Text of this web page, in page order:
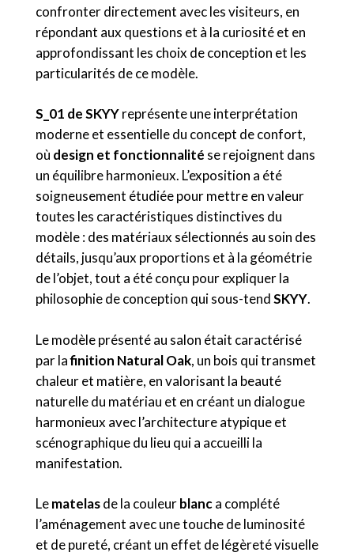
confronter directement avec les visiteurs, en
répondant aux questions et à la curiosité et en
approfondissant les choix de conception et les
particularités de ce modèle.
S_01 de SKYYreprésente une interprétation
moderne et essentielle du concept de confort,
où design et fonctionnalité se rejoignent dans
un équilibre harmonieux. L’exposition a été
soigneusement étudiée pour mettre en valeur
toutes les caractéristiques distinctives du
modèle : des matériaux sélectionnés au soin des
détails, jusqu’aux proportions et à la géométrie
de l’objet, tout a été conçu pour expliquer la
philosophie de conception qui sous-tendSKYY.
Le modèle présenté au salon était caractérisé
par lafinition Natural Oak, un bois qui transmet
chaleur et matière, en valorisant la beauté
naturelle du matériau et en créant un dialogue
harmonieux avec l’architecture atypique et
scénographique du lieu qui a accueilli la
manifestation.
Lematelasde la couleurblanca complété
l’aménagement avec une touche de luminosité
et de pureté, créant un effet de légèreté visuelle